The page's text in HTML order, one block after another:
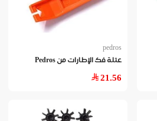
pedros
عتلة فك الإطارات من Pedros
21.56